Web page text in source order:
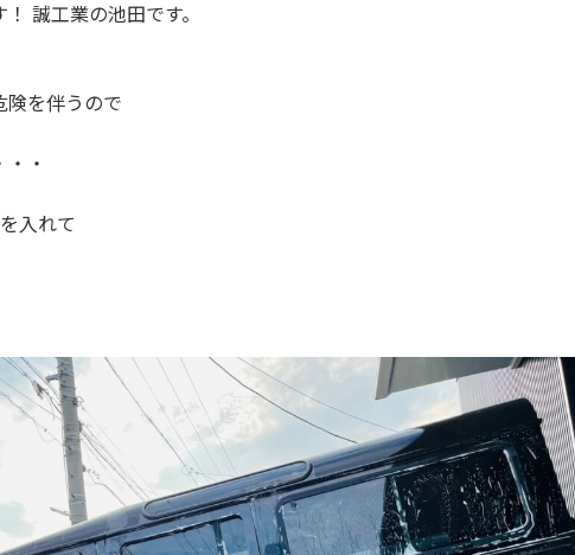
誠工業の池田です。
険を伴うので
・
入れて